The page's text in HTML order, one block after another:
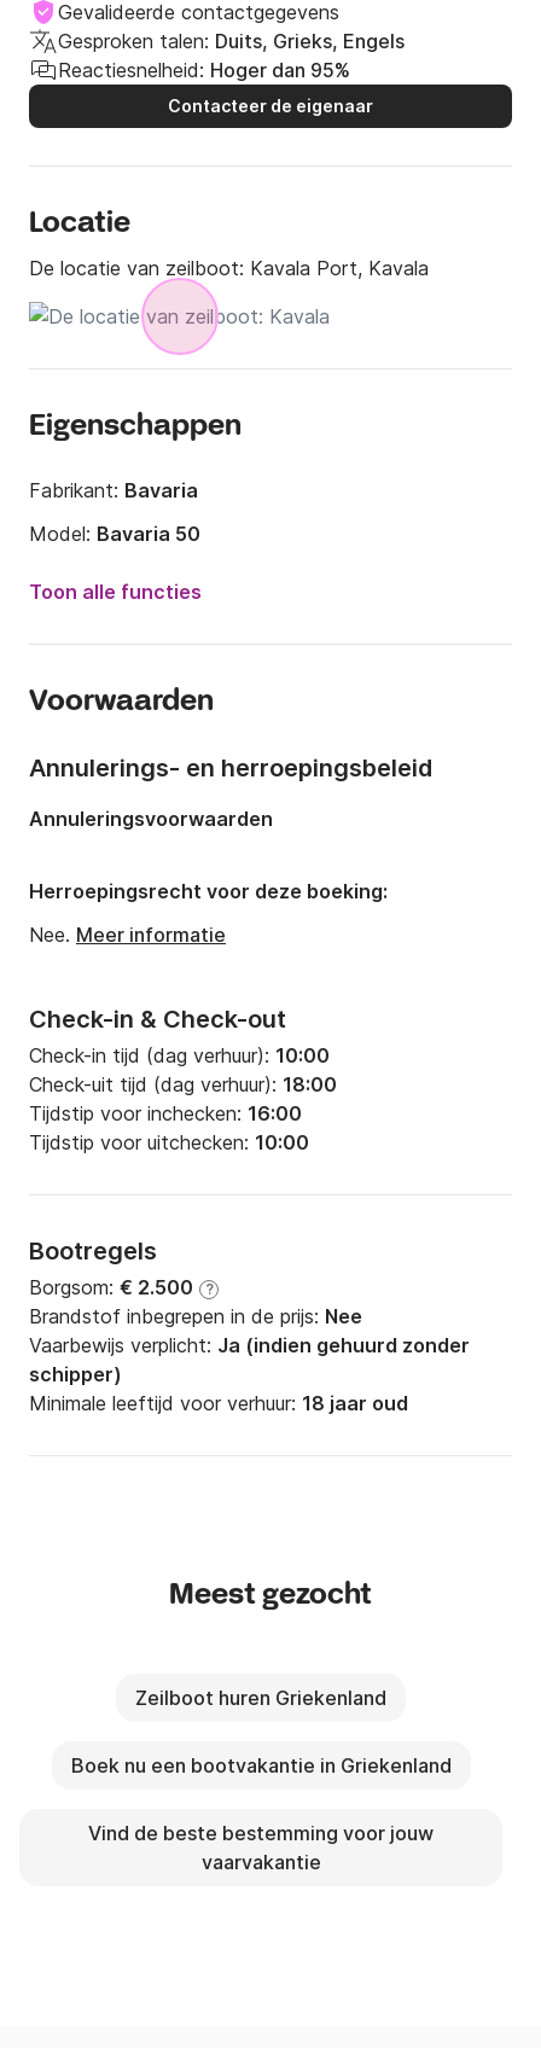
Gevalideerde contactgegevens
Gesproken talen: Duits, Grieks, Engels
Reactiesnelheid: Hoger dan 95%
Contacteer de eigenaar
Locatie
De locatie van zeilboot: Kavala Port, Kavala
Eigenschappen
Fabrikant: Bavaria
Model: Bavaria 50
2001 (Gerenoveerd in 2022)
Aantal slaapplaatsen:
Diepgang: 1.85m
Motorkracht:105pk
Toon alle functies
Voorwaarden
Check-in & Check-out
Check-in tijd (dag verhuur): 10:00
Check-uit tijd (dag verhuur): 18:00
Tijdstip voor inchecken: 16:00
Tijdstip voor uitchecken: 10:00
Bootregels
Borgsom: € 2.500 ?
Brandstof inbegrepen in de prijs: Nee
Vaarbewijs verplicht: Ja (indien gehuurd zonder
schipper)
Minimale leeftijd voor verhuur: 18 jaar oud
Annulerings- en herroepingsbeleid
Annuleringsvoorwaarden
Herroepingsrecht voor deze boeking:
Nee. Meer informatie
Meest gezocht
Zeilboot huren Griekenland
Boek nu een bootvakantie in Griekenland
Vind de beste bestemming voor jouw
vaarvakantie